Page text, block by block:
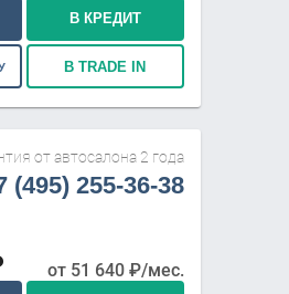
В КРЕДИТ
В TRADE IN
от автосалона 2 года
(495) 255-36-38
от 51 640₽/мес.